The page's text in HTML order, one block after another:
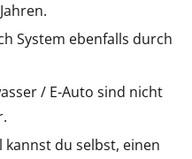
System ebenfalls durch
/ E-Auto sind nicht
du selbst, einen